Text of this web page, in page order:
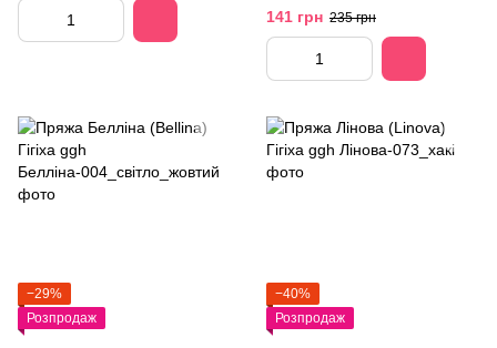
141 грн 235 грн
−29%
Розпродаж
−40%
Розпродаж